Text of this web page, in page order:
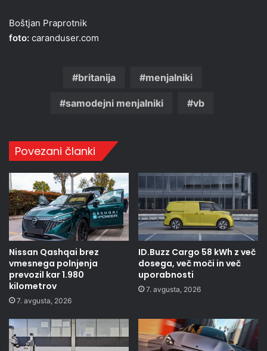
Boštjan Praprotnik
foto: caranduser.com
britanija menjalniki
samodejni menjalniki vb
Povezani članki
Nissan Qashqai brez
vmesnega polnjenja
prevozil kar 1.980
kilometrov
7. avgusta, 2026
ID.Buzz Cargo 58 kWh z več
dosega, več moči in več
uporabnosti
7. avgusta, 2026